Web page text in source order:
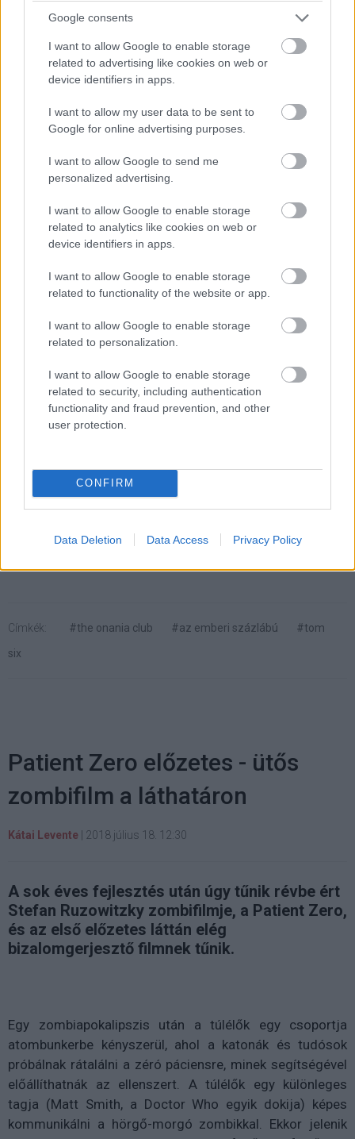
Google consents
I want to allow Google to enable storage
related to advertising like cookies on web or
device identifiers in apps.
I want to allow my user data to be sent to
Google for online advertising purposes.
I want to allow Google to send me
personalized advertising.
I want to allow Google to enable storage
related to analytics like cookies on web or
device identifiers in apps.
I want to allow Google to enable storage
related to functionality of the website or app.
I want to allow Google to enable storage
related to personalization.
I want to allow Google to enable storage
related to security, including authentication
functionality and fraud prevention, and other
user protection.
CONFIRM
Data Deletion Data Access Privacy Policy
A The Onania Club sztorija ugyanis a világ többi részének
gyomrát is felkavarhatja, hát még az amerikaiakét,
hiszen egy csapat tehetős nőre fókuszál, akik a
nappaliban összegyűlve a világ szörnyűségeire, mint
maszturbálnak. Persze Six ezt követően egy
Schopenhauer idézettel próbálja eladni nekünk, hogy új
filmje sokkal többről szól majd a hatásvadász
provokálásnál és a direkt megbotránkoztatásnál, de nem
dőlünk be neki, sőt maximálisan elhatárolódunk. Íme az
remélhetőleg a lehető legkevesebb helyen. A ti
Címkék: #the onania club #az emberi százlábú
#tom
six
Patient Zero előzetes - ütős
zombifilm a láthatáron
Kátai Levente | 2018 július 18. 12:30
A sok éves fejlesztés után úgy tűnik révbe ért
Stefan Ruzowitzky zombifilmje, a Patient Zero,
és az első előzetes láttán elég
bizalomgerjesztő filmnek tűnik.
Egy zombiapokalipszis után a túlélők egy csoportja
atombunkerbe kényszerül, ahol a katonák és tudósok
próbálnak rátalálni a zéró páciensre, minek segítségével
előállíthatnák az ellenszert. A túlélők egy különleges
tagja (Matt Smith, a Doctor Who egyik dokija) képes
kommunikálni a hörgő-morgó zombikkal. Ekkor jelenik